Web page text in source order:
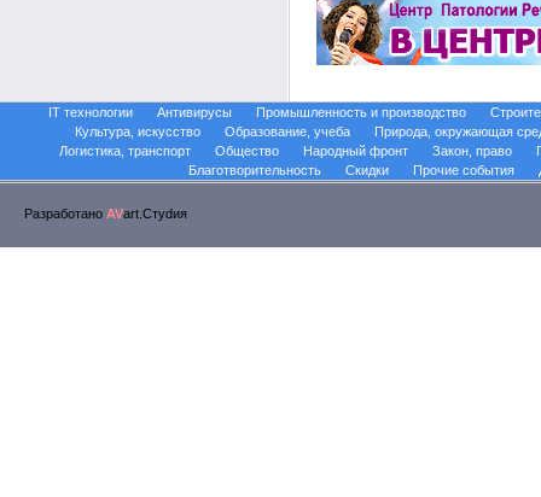
IT технологии Антивирусы Промышленность и производство
Культура, искусство
Образование, учеба
Природа, окружающая
Логистика, транспорт
Общество Народный фронт Закон, право
Благотворительность
Скидки Прочие события
Разработано AVart.Стуdия